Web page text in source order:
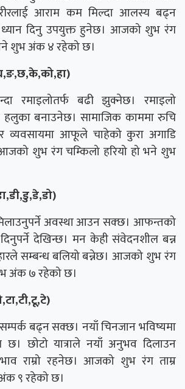
आराम कम मिल्दा आलस्य बढ्न
दिनु उपयुक्त हुनेछ। आजको शुभ रंग
शुभ अंक ४ रहेको छ।
रमाइलोतर्फ बढी झुक्नेछ। रमाइलो
हलुका बनाउनेछ। सामाजिक काममा रुचि
व्यवसायमा आफूले चाहेको कुरा अगाडि
शुभ रंग चम्किलो हरियो हो भने शुभ
अवस्था आउन सक्छ। आफन्तको
देखिन्छ। मन केही संवेदनशील बन्न
सम्बन्ध बलियो बन्नेछ। आजको शुभ रंग
अंक ७ रहेको छ।
बढ्न सक्छ। नयाँ चिनजान भविष्यमा
छोटो यात्राले नयाँ अनुभव दिलाउन
राम्रो रहनेछ। आजको शुभ रंग ताम्र
९ रहेको छ।